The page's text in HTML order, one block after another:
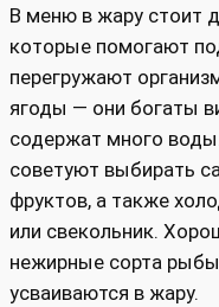
В меню в жару стоит
которые помогают
перегружают
ягоды — они богаты
содержат много
советуют выбирать
фруктов, а также
или свекольник.
нежирные сорта
усваиваются в жару.